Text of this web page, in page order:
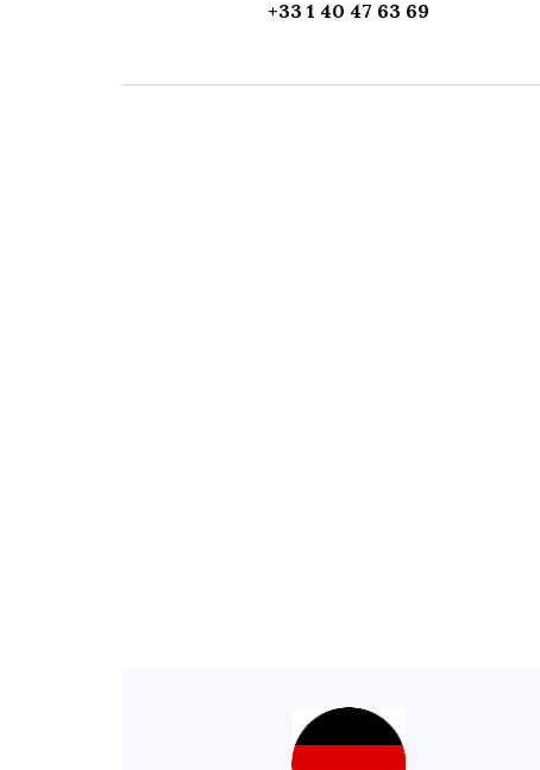
+33 1 40 47 63 69